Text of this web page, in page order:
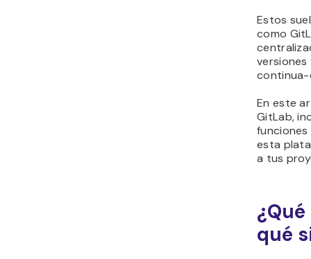
Estos
como
continua-
En este
GitLab,
funciones
esta
a tus
qué